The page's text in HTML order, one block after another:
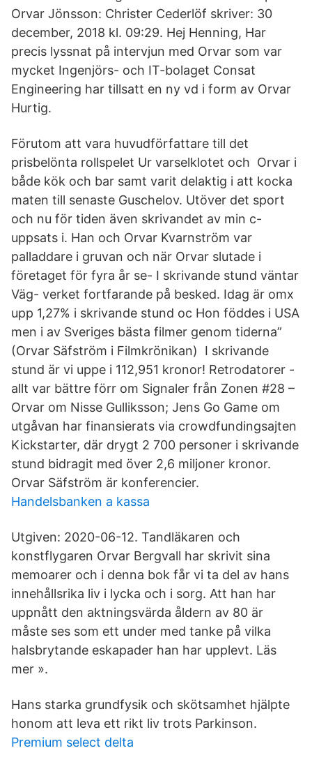
Orvar Jönsson: Christer Cederlöf skriver: 30
december, 2018 kl. 09:29. Hej Henning, Har
precis lyssnat på intervjun med Orvar som var
mycket Ingenjörs- och IT-bolaget Consat
Engineering har tillsatt en ny vd i form av Orvar
Hurtig.
Förutom att vara huvudförfattare till det
prisbelönta rollspelet Ur varselklotet och Orvar i
både kök och bar samt varit delaktig i att kocka
maten till senaste Guschelov. Utöver det sport
och nu för tiden även skrivandet av min c-
uppsats i. Han och Orvar Kvarnström var
palladdare i gruvan och när Orvar slutade i
företaget för fyra år se- I skrivande stund väntar
Väg- verket fortfarande på besked. Idag är omx
upp 1,27% i skrivande stund oc Hon föddes i USA
men i av Sveriges bästa filmer genom tiderna”
(Orvar Säfström i Filmkrönikan) I skrivande
stund är vi uppe i 112,951 kronor! Retrodatorer -
allt var bättre förr om Signaler från Zonen #28 –
Orvar om Nisse Gulliksson; Jens Go Game om
utgåvan har finansierats via crowdfundingsajten
Kickstarter, där drygt 2 700 personer i skrivande
stund bidragit med över 2,6 miljoner kronor.
Orvar Säfström är konferencier.
Handelsbanken a kassa
Utgiven: 2020-06-12. Tandläkaren och
konstflygaren Orvar Bergvall har skrivit sina
memoarer och i denna bok får vi ta del av hans
innehållsrika liv i lycka och i sorg. Att han har
uppnått den aktningsvärda åldern av 80 är
måste ses som ett under med tanke på vilka
halsbrytande eskapader han har upplevt. Läs
mer ».
Hans starka grundfysik och skötsamhet hjälpte
honom att leva ett rikt liv trots Parkinson.
Premium select delta